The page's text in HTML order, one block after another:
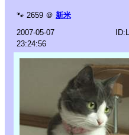
🐾 2659 ＠ 新米
2007-05-07
23:24:56